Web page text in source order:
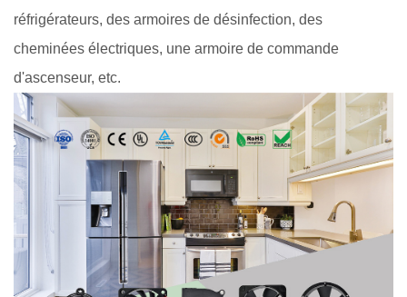
réfrigérateurs, des armoires de désinfection, des
cheminées électriques, une armoire de commande
d'ascenseur, etc.